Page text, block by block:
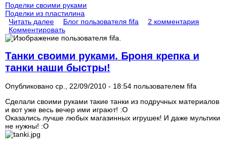
Поделки своими руками
Поделки из пластилина
Читать далее
Блог пользователя fifa
2 комментария
Комментировать
Танки своими руками. Броня крепка и
танки наши быстры!
Опубликовано ср., 22/09/2010 - 18:54 пользователем fifa
Сделали своими руками такие танки из подручных материалов
и вот уже весь вечер ими играют! :O
Оказались лучше любых магазинных игрушек! И даже мультики
не нужны! :O